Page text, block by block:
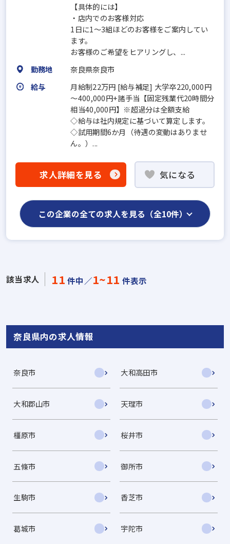
【具体的には】
・店内でのお客様対応
1日に1～3組ほどのお客様をご案内してい
ます。
お客様のご希望をヒアリングし、...
勤務地
奈良県奈良市
給与
月給制22万円 [給与補足] 大学卒220,000円
～400,000円+諸手当【固定残業代20時間分
相当40,000円】※超過分は全額支給
◇給与は社内規定に基づいて算定します。
◇試用期間6か月（待遇の変動はありませ
ん。）...
求人詳細を見る 気になる
この企業の全ての求人を見る（全10件）
該当求人 11 件中／1~11 件表示
奈良県内の求人情報
奈良市 大和高田市
大和郡山市 天理市
橿原市 桜井市
五條市 御所市
生駒市 香芝市
葛城市 宇陀市